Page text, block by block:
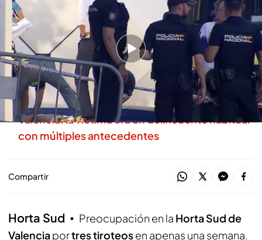
Redacción digital Noticias Cuatro
05 SEP 2025 - 20:49h.
Los sucesos se han saldado con dos muertos y
con un herido
Asesinado a tiros en plena calle en Xirivella,
Valencia: la víctima era un delincuente habitual
con múltiples antecedentes
Compartir
Horta Sud Preocupación en la Horta Sud de
Valenciaportres tiroteosen apenas una semana.